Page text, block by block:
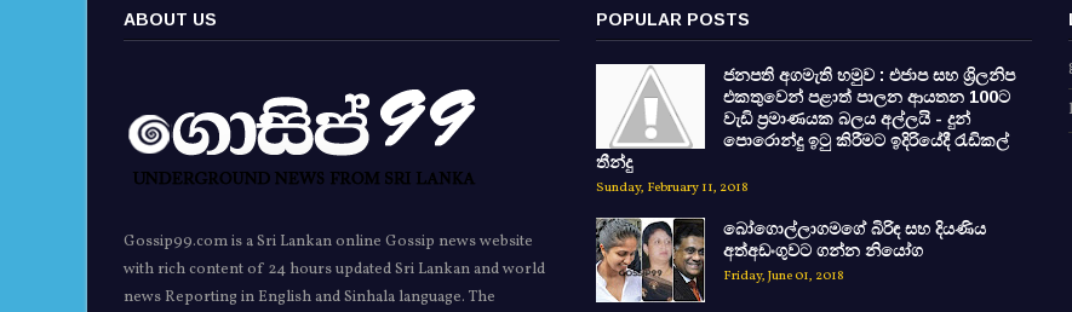
ABOUT US
Gossip99.com is a Sri Lankan online Gossip news website
with rich content of 24 hours updated Sri Lankan and world
news Reporting in English and Sinhala language. The
POPULAR POSTS
ජනපති අගමැති හමුව : එජාප සහ ශ්‍රිලනිප
එකතුවෙන් පළාත් පාලන ආයතන 100ට
වැඩි ප්‍රමාණයක බලය අල්ලයි - දුන්
පොරොන්දු ඉටු කිරීමට ඉදිරියේදී රැඩිකල්
තීන්දු
Sunday, February 11, 2018
බෝගොල්ලාගමගේ බිරිඳ සහ දියණිය
අත්අඩංගුවට ගන්න නියෝග
Friday, June 01, 2018